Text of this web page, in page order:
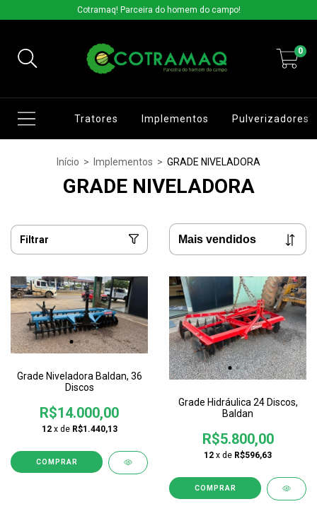
Cotramaq! Parceira do homem do campo!
0
Tratores Implementos Pulverizadores
Início > Implementos > GRADE NIVELADORA
GRADE NIVELADORA
Filtrar
Grade Niveladora Baldan, 36
Discos
R$14.000,00
12 x de R$1.440,13
Grade Hidráulica 24 Discos,
Baldan
R$5.800,00
12 x de R$596,63